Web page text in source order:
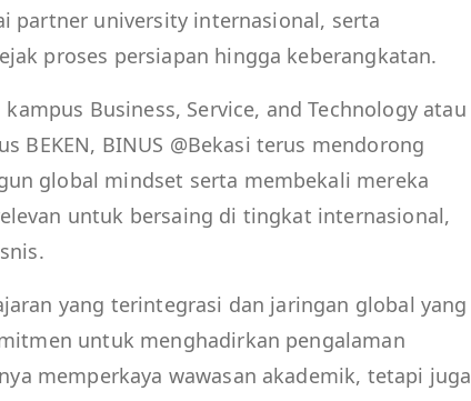
partner university internasional, serta
proses persiapan hingga keberangkatan.
Business, Service, and Technology atau
BEKEN, BINUS @Bekasi terus mendorong
global mindset serta membekali mereka
untuk bersaing di tingkat internasional,
yang terintegrasi dan jaringan global yang
untuk menghadirkan pengalaman
memperkaya wawasan akademik, tetapi juga